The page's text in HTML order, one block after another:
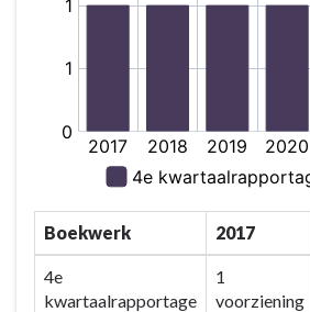
Boekwerk 2017
4e
kwartaalrapportage
1
voorziening